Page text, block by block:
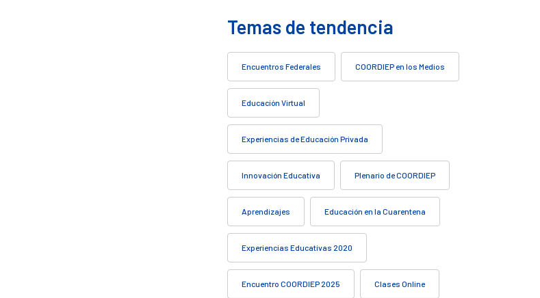
Temas de tendencia
Encuentros Federales COORDIEP en los Medios
Educación Virtual
Experiencias de Educación Privada
Innovación Educativa Plenario de COORDIEP
Aprendizajes Educación en la Cuarentena
Experiencias Educativas 2020
Encuentro COORDIEP 2025 Clases Online